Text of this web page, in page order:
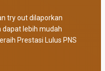
try out dilaporkan
dapat lebih mudah
Prestasi Lulus PNS